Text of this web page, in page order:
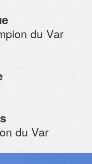
du Var
du Var